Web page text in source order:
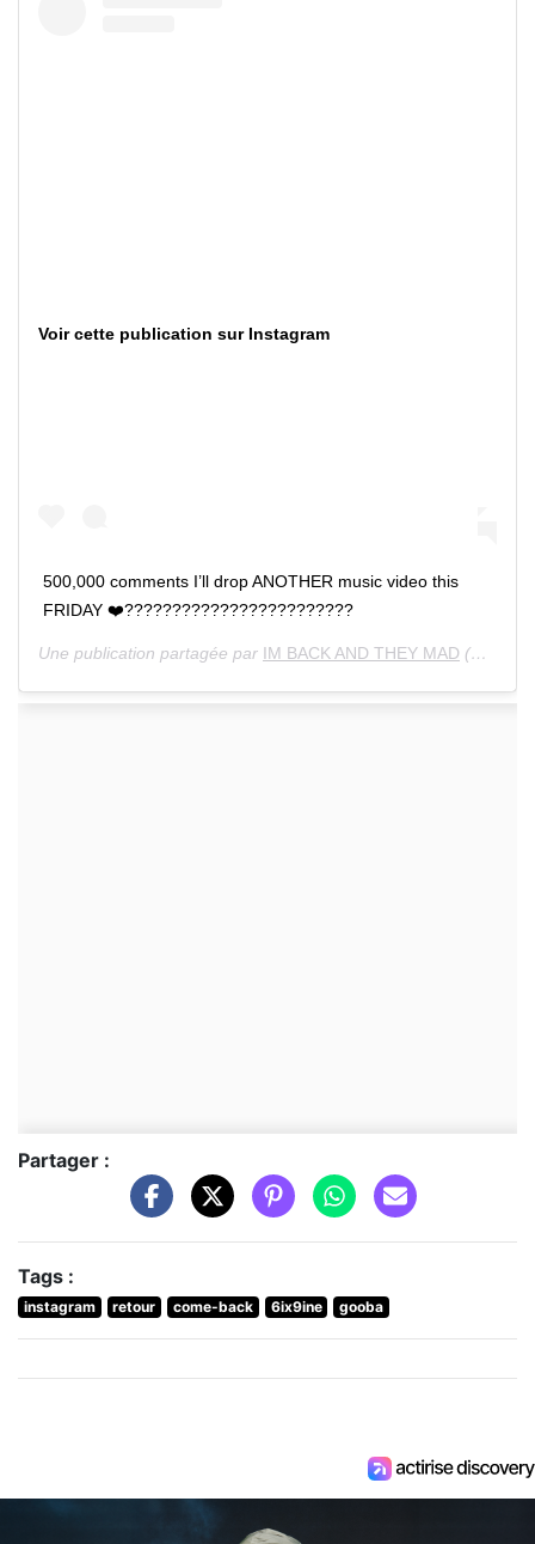
Voir cette publication sur Instagram
500,000 comments I’ll drop ANOTHER music video this
FRIDAY ❤️????????????????????????
Une publication partagée par IM BACK AND THEY MAD (@6ix9ine) le 16 Mai 2020 à 11 :58 PDT
Partager :
Tags :
instagram retour come-back 6ix9ine gooba